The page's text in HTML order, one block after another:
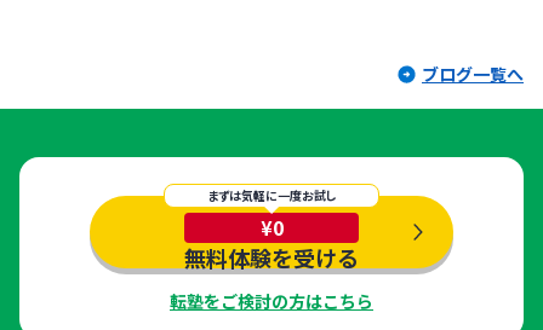
ブログ一覧へ
まずは気軽に一度お試し
¥0
無料体験を受ける
転塾をご検討の方はこちら